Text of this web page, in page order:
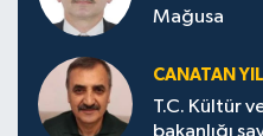
Mağusa
CANATAN
T.C. Kültür
bakanlığı